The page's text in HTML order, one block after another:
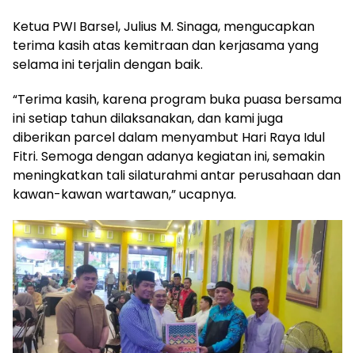
Ketua PWI Barsel, Julius M. Sinaga, mengucapkan
terima kasih atas kemitraan dan kerjasama yang
selama ini terjalin dengan baik.
“Terima kasih, karena program buka puasa bersama
ini setiap tahun dilaksanakan, dan kami juga
diberikan parcel dalam menyambut Hari Raya Idul
Fitri. Semoga dengan adanya kegiatan ini, semakin
meningkatkan tali silaturahmi antar perusahaan dan
kawan-kawan wartawan,” ucapnya.